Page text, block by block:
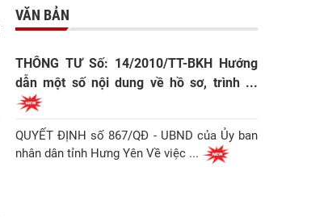
VĂN BẢN
THÔNG TƯ Số: 14/2010/TT-BKH Hướng
dẫn một số nội dung về hồ sơ, trình ...
QUYẾT ĐỊNH số 867/QĐ - UBND của Ủy ban
nhân dân tỉnh Hưng Yên Về việc ...